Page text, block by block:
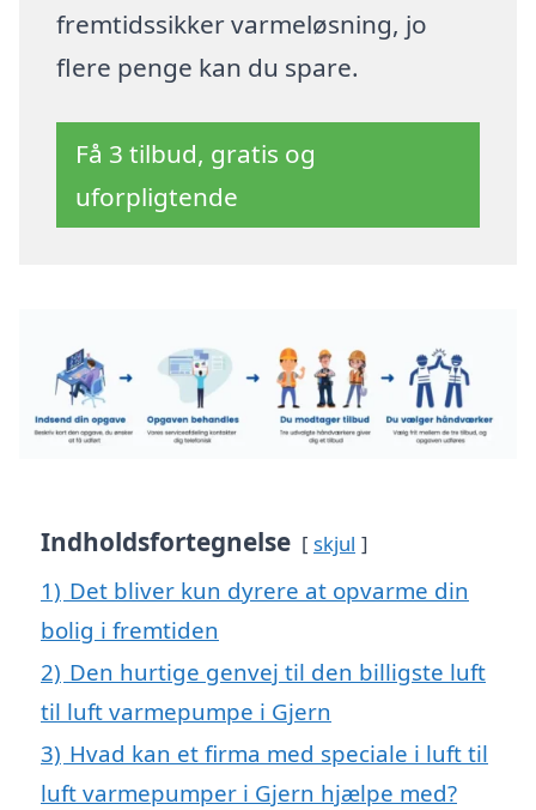
fremtidssikker varmeløsning, jo
flere penge kan du spare.
Få 3 tilbud, gratis og
uforpligtende
Indholdsfortegnelse skjul
1) Det bliver kun dyrere at opvarme din
bolig i fremtiden
2) Den hurtige genvej til den billigste luft
til luft varmepumpe i Gjern
3) Hvad kan et firma med speciale i luft til
luft varmepumper i Gjern hjælpe med?